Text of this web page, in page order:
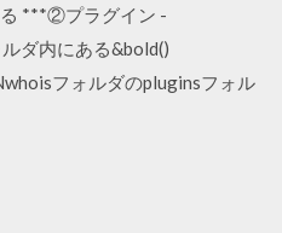
る ***②プラグイン -
ダ内にある&bold()
フォルダのpluginsフォル